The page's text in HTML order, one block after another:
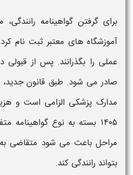
برای گرفتن گواهینامه رانندگی،
آموزشگاه‌ های معتبر ثبت‌ نام
عملی را بگذرانند. پس از قبولی
صادر می‌ شود. طبق قانون جدید
مدارک پزشکی الزامی است و
۱۴۰۵ بسته به نوع گواهینامه
مراحل باعث می‌ شود متقاضی
بتواند رانندگی کند.